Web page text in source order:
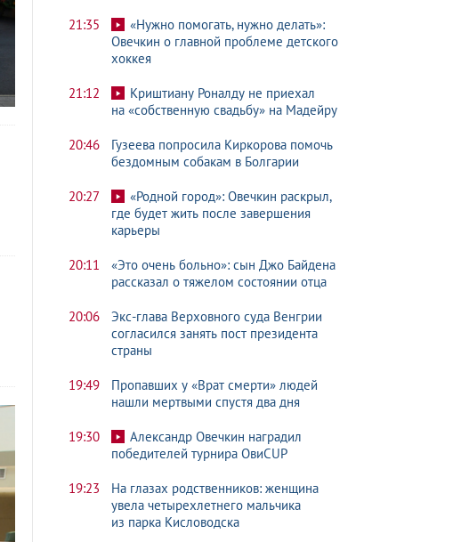
21:35
«Нужно помогать, нужно делать»:
Овечкин о главной проблеме детского
хоккея
21:12
Криштиану Роналду не приехал
на «собственную свадьбу» на Мадейру
20:46
Гузеева попросила Киркорова помочь
бездомным собакам в Болгарии
20:27
«Родной город»: Овечкин раскрыл,
где будет жить после завершения
карьеры
20:11
«Это очень больно»: сын Джо Байдена
рассказал о тяжелом состоянии отца
20:06
Экс-глава Верховного суда Венгрии
согласился занять пост президента
страны
19:49
Пропавших у «Врат смерти» людей
нашли мертвыми спустя два дня
19:30
Александр Овечкин наградил
победителей турнира ОвиCUP
19:23
На глазах родственников: женщина
увела четырехлетнего мальчика
из парка Кисловодска